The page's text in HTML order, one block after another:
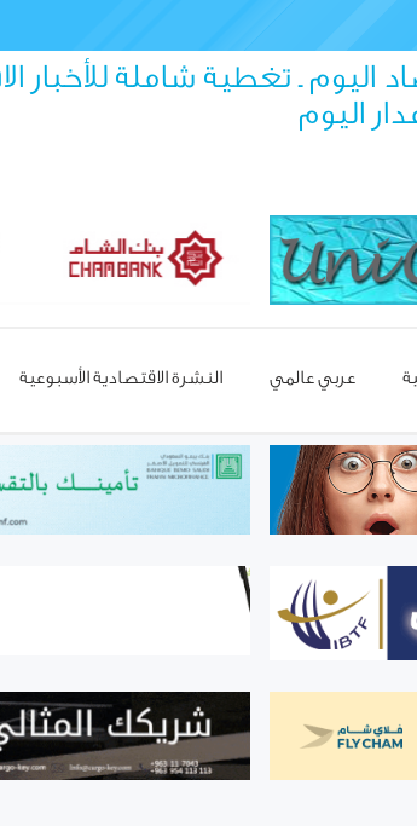
اليوم ـ تغطية شاملة للأخبار
اليوم
عربي عالمي النشرة الاقتصادية الأسبوعية